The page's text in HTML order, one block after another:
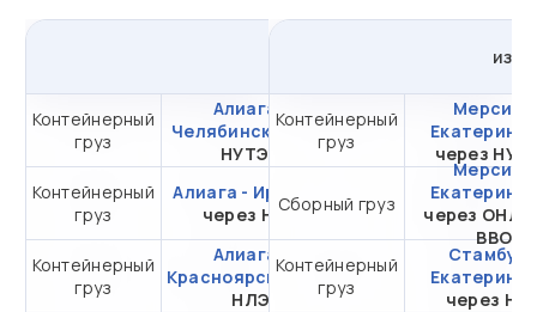
Контейнерный
груз
Алиага -
Челябинск через
НУТЭП
от 418 547,54 ₽ за
20DC
Контейнерный
груз
Алиага - Иркутск
через НЛЭ
от 231 445,91 ₽ за
20DC
Контейнерный
груз
Алиага -
Красноярскчерез
НЛЭ
от 237 830,91 ₽ за
20DC
из
Контейнерный
груз
Мерсин -
через
Сборный груз
Мерсин -
через ОНЛ-
ВВО
Контейнерный
груз
Стамбул
через